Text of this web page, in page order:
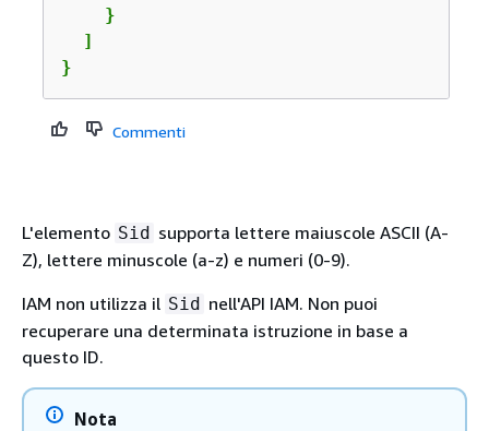
    }
  ]
}
Commenti
L'elemento Sid supporta lettere maiuscole ASCII (A-
Z), lettere minuscole (a-z) e numeri (0-9).
IAM non utilizza il Sid nell'API IAM. Non puoi
recuperare una determinata istruzione in base a
questo ID.
Nota